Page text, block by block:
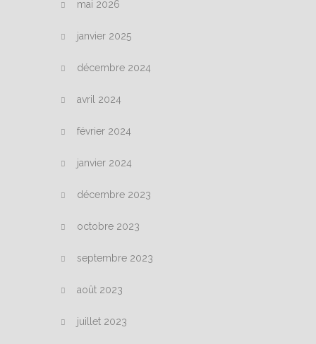
mai 2026
janvier 2025
décembre 2024
avril 2024
février 2024
janvier 2024
décembre 2023
octobre 2023
septembre 2023
août 2023
juillet 2023